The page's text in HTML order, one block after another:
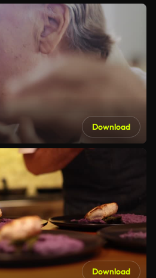
Download
Download